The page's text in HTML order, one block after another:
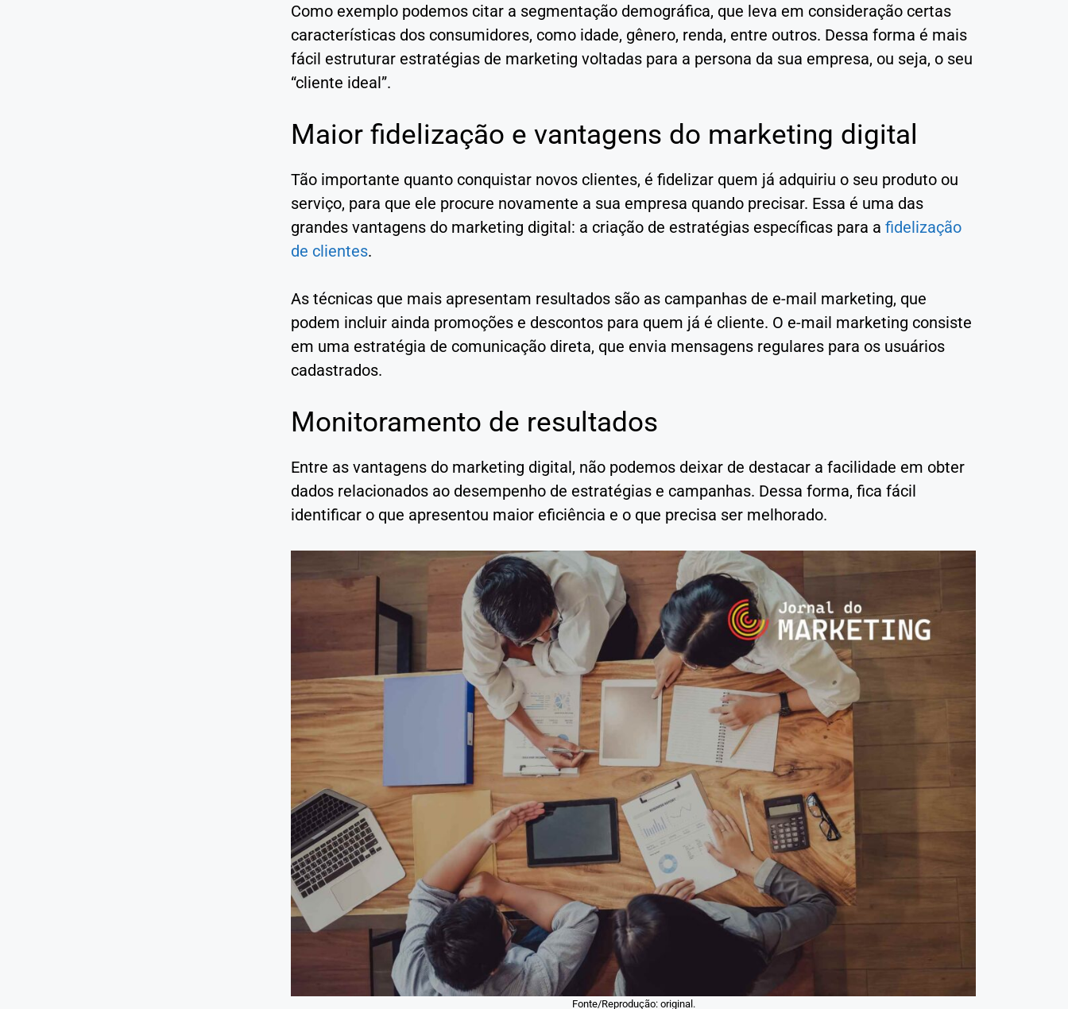
Como exemplo podemos citar a segmentação demográfica, que leva em consideração certas
características dos consumidores, como idade, gênero, renda, entre outros. Dessa forma é mais
fácil estruturar estratégias de marketing voltadas para a persona da sua empresa, ou seja, o seu
“cliente ideal”.
Maior fidelização e vantagens do marketing digital
Tão importante quanto conquistar novos clientes, é fidelizar quem já adquiriu o seu produto ou
serviço, para que ele procure novamente a sua empresa quando precisar. Essa é uma das
grandes vantagens do marketing digital: a criação de estratégias específicas para a fidelização
de clientes.
As técnicas que mais apresentam resultados são as campanhas de e-mail marketing, que
podem incluir ainda promoções e descontos para quem já é cliente. O e-mail marketing consiste
em uma estratégia de comunicação direta, que envia mensagens regulares para os usuários
cadastrados.
Monitoramento de resultados
Entre as vantagens do marketing digital, não podemos deixar de destacar a facilidade em obter
dados relacionados ao desempenho de estratégias e campanhas. Dessa forma, fica fácil
identificar o que apresentou maior eficiência e o que precisa ser melhorado.
Fonte/Reprodução: original.